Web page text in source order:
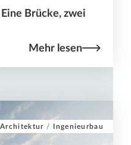
Brücke, zwei
Mehr lesen
Architektur / Ingenieurbau